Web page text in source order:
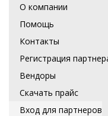
О компании
Помощь
Контакты
Регистрация
Вендоры
Скачать прайс
Вход для партнеров